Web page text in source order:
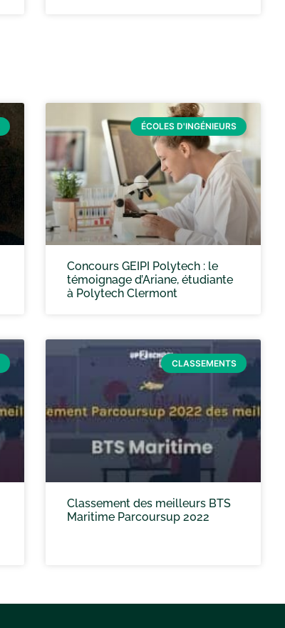
ÉCOLES D'INGÉNIEURS
Concours GEIPI Polytech : le
témoignage d’Ariane, étudiante
à Polytech Clermont
CLASSEMENTS
Classement des meilleurs BTS
Maritime Parcoursup 2022